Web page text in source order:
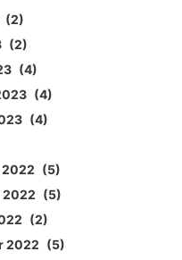
2
2
4
4
4
2022
5
2022
5
2
2022
5